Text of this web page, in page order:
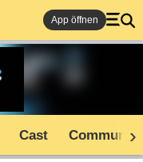
App öffnen
Cast Community